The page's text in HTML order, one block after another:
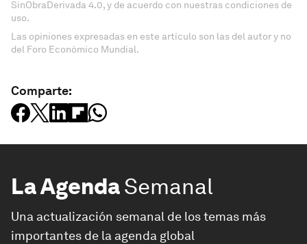
SinObraDerivada 4.0, y de acuerdo con nuestras condiciones de
uso.
Las opiniones expresadas en este artículo son las del autor y no
del Foro Económico Mundial.
Comparte:
La AgendaSemanal
Una actualización semanal de los temas más
importantes de la agenda global